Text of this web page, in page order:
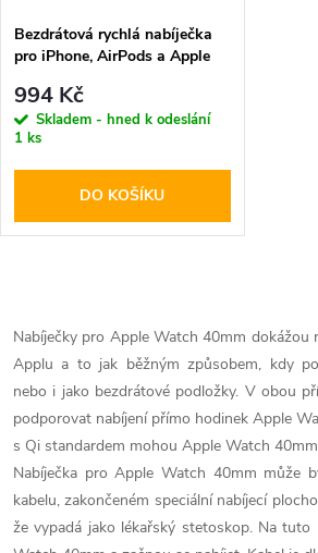
Bezdrátová rychlá nabíječka
pro iPhone, AirPods a Apple
MagSafe Wireless Charger
Black
994 Kč
Skladem - hned k odeslání
1 ks
DO KOŠÍKU
v
l
á
d
a
Nabíječky pro Apple Watch40mm dokážou
Applu a to jak běžným způsobem, kdy
nebo i jako bezdrátové podložky. V obou
podporovat nabíjení přímo hodinek Apple
s Qi standardem mohou Apple Watch
Nabíječka pro Apple Watch 40mm může
kabelu, zakončeném speciální nabíjecí
že vypadá jako lékařský stetoskop. Na